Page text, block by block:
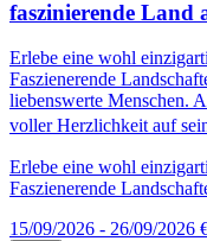
faszinierende Land
Erlebe eine wohl
Faszienerende
liebenswerte Menschen.
voller Herzlichkeit auf
Erlebe eine wohl
Faszienerende
15/09/2026 - 26/09/2026